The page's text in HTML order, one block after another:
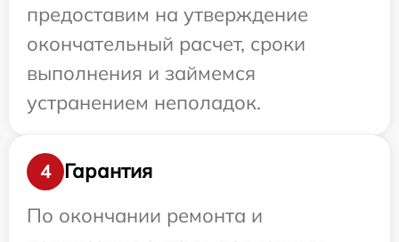
предоставим на утверждение
окончательный расчет, сроки
выполнения и займемся
устранением неполадок.
4
Гарантия
По окончании ремонта и